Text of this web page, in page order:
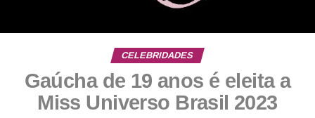
CELEBRIDADES
Gaúcha de 19 anos é eleita a
Miss Universo Brasil 2023